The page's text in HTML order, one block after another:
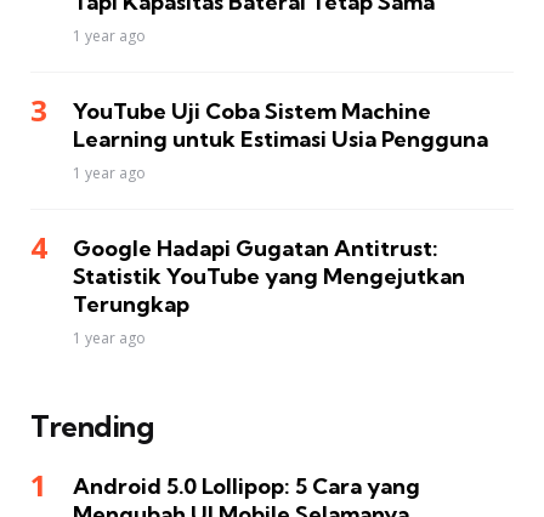
1 year ago
YouTube Uji Coba Sistem Machine
Learning untuk Estimasi Usia Pengguna
1 year ago
Google Hadapi Gugatan Antitrust:
Statistik YouTube yang Mengejutkan
Terungkap
1 year ago
Trending
Android 5.0 Lollipop: 5 Cara yang